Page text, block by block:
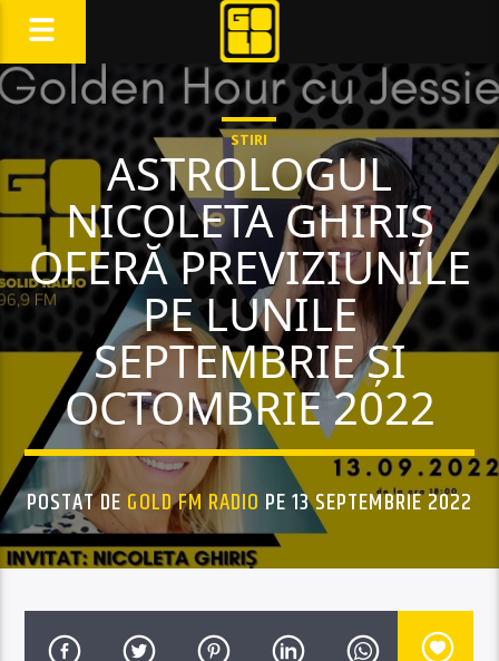
STIRI
ASTROLOGUL
NICOLETA GHIRIȘ
OFERĂ PREVIZIUNILE
PE LUNILE
SEPTEMBRIE ȘI
OCTOMBRIE 2022
POSTAT DE GOLD FM RADIO PE 13 SEPTEMBRIE 2022